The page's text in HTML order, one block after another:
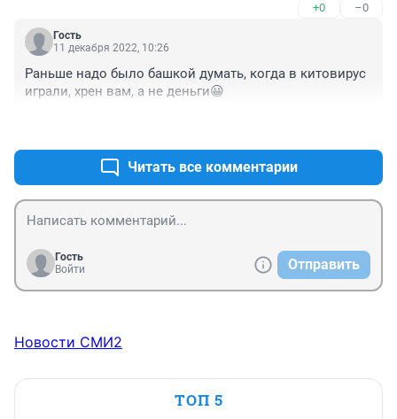
+0 –0
Гость
11 декабря 2022, 10:26
Раньше надо было башкой думать, когда в китовирус
играли, хрен вам, а не деньги😀
Читать все комментарии
Гость
Войти
Отправить
Новости СМИ2
ТОП 5